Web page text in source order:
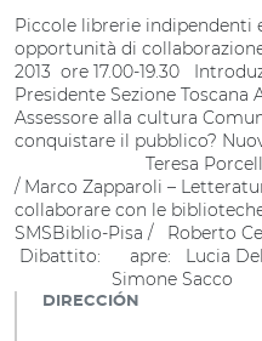
Piccole librerie indipendenti
opportunità di
2013 ore 17.00-19.30
Presidente Sezione
Assessore alla cultura
conquistare il pubblico?
Teresa Porcella -
/ Marco Zapparoli –
collaborare con le
SMSBiblio-Pisa / Roberto
Dibattito: apre: Lucia
Simone Sacco
DIRECCIÓN